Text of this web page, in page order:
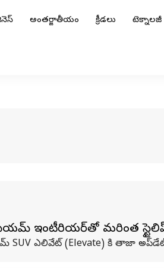
అంతర్జాతీయం క్రీడలు టెక్నాలజీ
ప్రీమియమ్ ఇంటీరియర్‌తో మరింత
ఎలివేట్ (Elevate) కి తాజా